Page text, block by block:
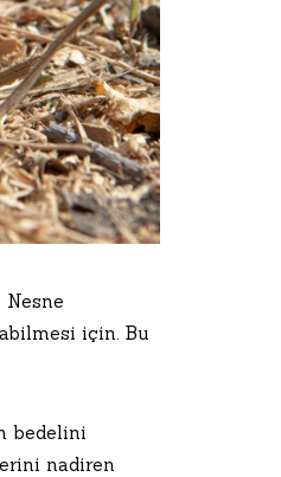
Nesne
için. Bu
bedelini
nadiren